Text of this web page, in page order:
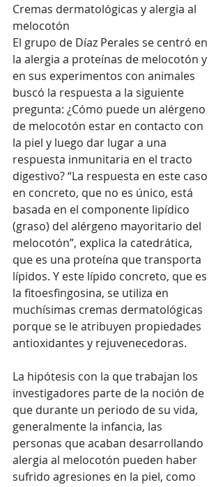
Cremas dermatológicas y alergia al
melocotón
El grupo de Díaz Perales se centró en
la alergia a proteínas de melocotón y
en sus experimentos con animales
buscó la respuesta a la siguiente
pregunta: ¿Cómo puede un alérgeno
de melocotón estar en contacto con
la piel y luego dar lugar a una
respuesta inmunitaria en el tracto
digestivo? “La respuesta en este caso
en concreto, que no es único, está
basada en el componente lipídico
(graso) del alérgeno mayoritario del
melocotón”, explica la catedrática,
que es una proteína que transporta
lípidos. Y este lípido concreto, que es
la fitoesfingosina, se utiliza en
muchísimas cremas dermatológicas
porque se le atribuyen propiedades
antioxidantes y rejuvenecedoras.
La hipótesis con la que trabajan los
investigadores parte de la noción de
que durante un periodo de su vida,
generalmente la infancia, las
personas que acaban desarrollando
alergia al melocotón pueden haber
sufrido agresiones en la piel, como